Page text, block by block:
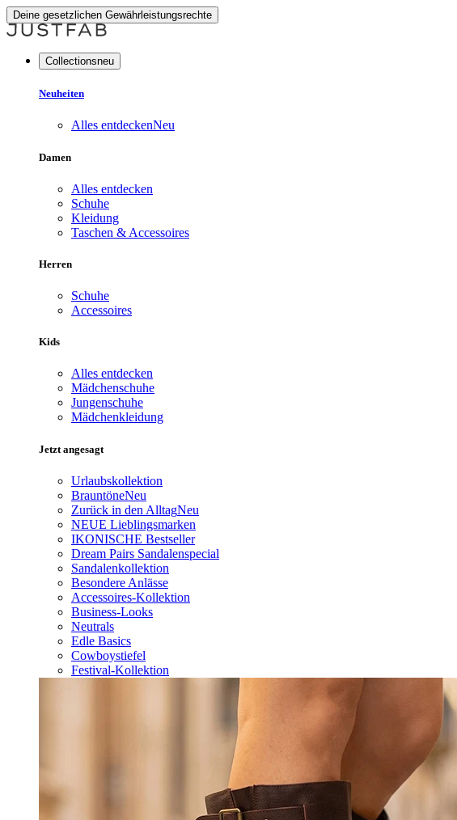
Deine gesetzlichen Gewährleistungsrechte
Collectionsneu
Neuheiten
Alles entdeckenNeu
Damen
Alles entdecken
Schuhe
Kleidung
Taschen & Accessoires
Herren
Schuhe
Accessoires
Kids
Alles entdecken
Mädchenschuhe
Jungenschuhe
Mädchenkleidung
Jetzt angesagt
Urlaubskollektion
BrauntöneNeu
Zurück in den AlltagNeu
NEUE Lieblingsmarken
IKONISCHE Bestseller
Dream Pairs Sandalenspecial
Sandalenkollektion
Besondere Anlässe
Accessoires-Kollektion
Business-Looks
Neutrals
Edle Basics
Cowboystiefel
Festival-Kollektion